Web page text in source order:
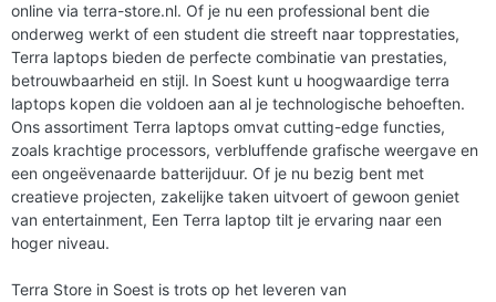
online via terra-store.nl. Of je nu een professional bent die
onderweg werkt of een student die streeft naar topprestaties,
Terra laptops bieden de perfecte combinatie van prestaties,
betrouwbaarheid en stijl. In Soest kunt u hoogwaardige terra
laptops kopen die voldoen aan al je technologische behoeften.
Ons assortiment Terra laptops omvat cutting-edge functies,
zoals krachtige processors, verbluffende grafische weergave en
een ongeëvenaarde batterijduur. Of je nu bezig bent met
creatieve projecten, zakelijke taken uitvoert of gewoon geniet
van entertainment, Een Terra laptop tilt je ervaring naar een
hoger niveau.
Terra Store in Soest is trots op het leveren van